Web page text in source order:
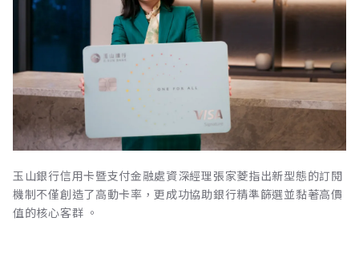
玉山銀行信用卡暨支付金融處資深經理張家菱指出新型態的訂閱
機制不僅創造了高動卡率，更成功協助銀行精準篩選並黏著高價
值的核心客群 。